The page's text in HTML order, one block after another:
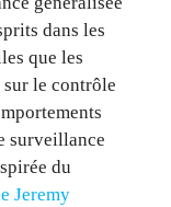
dans les
que les
sur le contrôle
surveillance
du
Jeremy